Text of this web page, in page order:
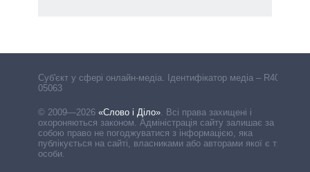
Cуб'єкт у сфері онлайн-медіа. Ідентифікатор медіа – R40-
05063
© 2009—2026 «Слово і Діло» Всі права захищені і
охороняються законом. Адміністрація сайту залишає за
собою право не погоджуватися з інформацією, яка
публікується на сайті, власниками або авторами якої є треті
особи.